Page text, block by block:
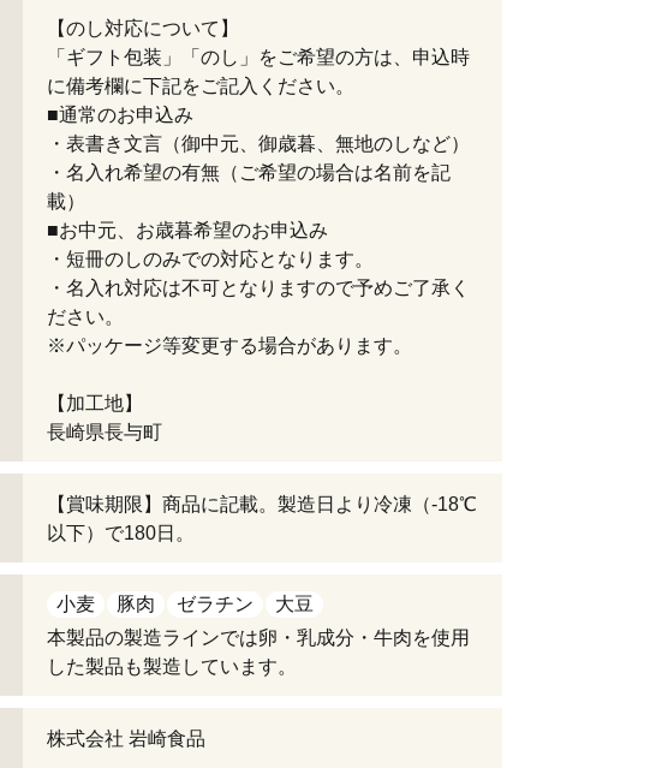
【のし対応について】
「ギフト包装」「のし」をご希望の方は、申込時
に備考欄に下記をご記入ください。
■通常のお申込み
・表書き文言（御中元、御歳暮、無地のしなど）
・名入れ希望の有無（ご希望の場合は名前を記
載）
■お中元、お歳暮希望のお申込み
・短冊のしのみでの対応となります。
・名入れ対応は不可となりますので予めご了承く
ださい。
※パッケージ等変更する場合があります。
【加工地】
長崎県長与町
【賞味期限】商品に記載。製造日より冷凍（-18℃
以下）で180日。
小麦 豚肉 ゼラチン
大豆
本製品の製造ラインでは卵・乳成分・牛肉を使用
した製品も製造しています。
株式会社 岩崎食品